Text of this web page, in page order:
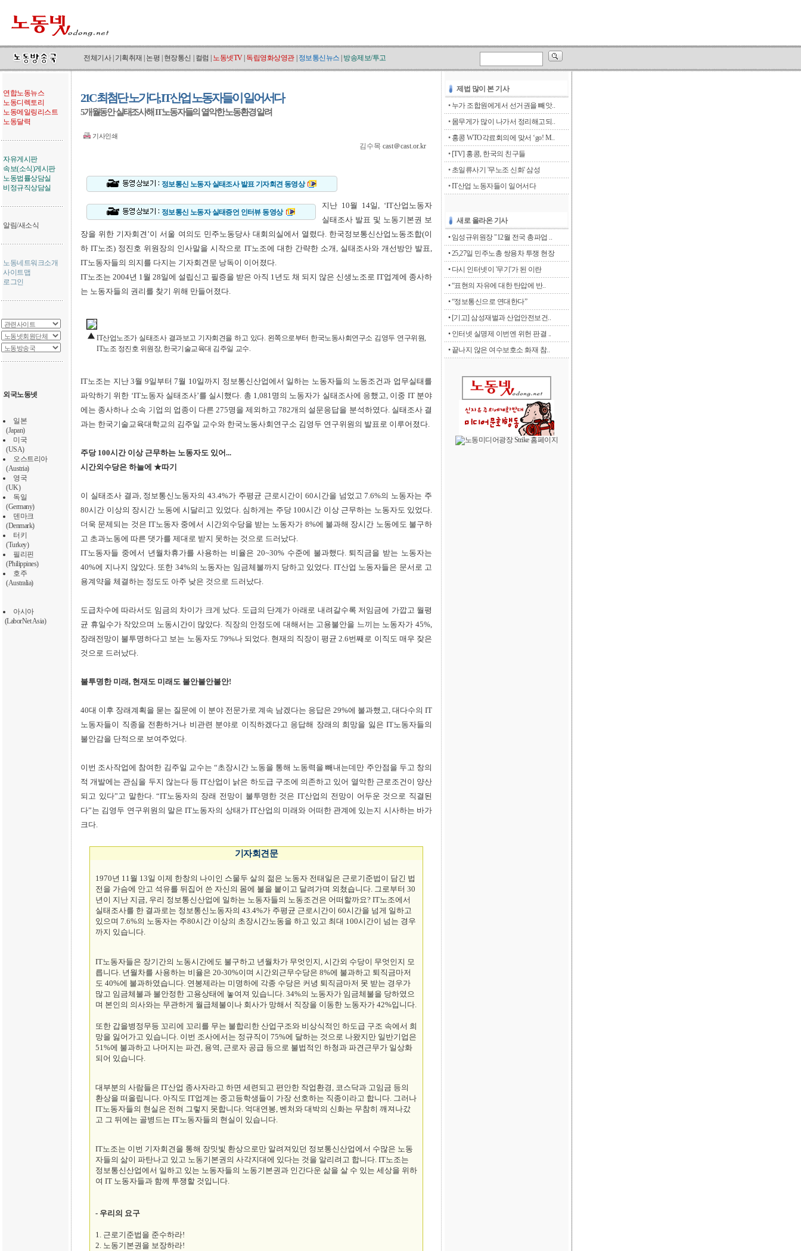
전체기사| 기획취재 논평 현장통신 컬럼 노동넷TV| 독립영화상영관 정보통신뉴스 방송제보/투고
연합노동뉴스
노동디렉토리
노동메일링리스트
노동달력
자유게시판
속보(소식)게시판
노동법률상담실
비정규직상담실
알림/새소식
노동네트워크소개
사이트맵
로그인
외국노동넷
일본
(Japan)
미국
(USA)
오스트리아
(Austria)
영국
(UK)
독일
(Germany)
덴마크
(Denmark)
터키
(Turkey)
필리핀
(Philippines)
호주
(Australia)
아시아
(LaborNet Asia)
21C 최첨단 노가다, IT산업 노동자들이 일어서다
5개월동안 실태조사해 IT노동자들의 열악한 노동환경 알려
기사인쇄
김수목 cast＠cast.or.kr
정보통신 노동자 실태조사 발표 기자회견 동영상
정보통신 노동자 실태증언 인터뷰 동영상
지난 10월 14일, ‘IT산업노동자
실태조사 발표 및 노동기본권 보
장을 위한 기자회견’이 서울 여의도 민주노동당사 대회의실에서 열렸다. 한국정보통신산업노동조합(이
하 IT노조) 정진호 위원장의 인사말을 시작으로 IT노조에 대한 간략한 소개, 실태조사와 개선방안 발표,
IT노동자들의 의지를 다지는 기자회견문 낭독이 이어졌다.
IT노조는 2004년 1월 28일에 설립신고 필증을 받은 아직 1년도 채 되지 않은 신생노조로 IT업계에 종사하
는 노동자들의 권리를 찾기 위해 만들어졌다.
IT산업노조가 실태조사 결과보고 기자회견을 하고 있다. 왼쪽으로부터 한국노동사회연구소 김영두 연구위원,
IT노조 정진호 위원장, 한국기술교육대 김주일 교수.
IT노조는 지난 3월 9일부터 7월 10일까지 정보통신산업에서 일하는 노동자들의 노동조건과 업무실태를
파악하기 위한 ‘IT노동자 실태조사’를 실시했다. 총 1,081명의 노동자가 실태조사에 응했고, 이중 IT 분야
에는 종사하나 소속 기업의 업종이 다른 275명을 제외하고 782개의 설문응답을 분석하였다. 실태조사 결
과는 한국기술교육대학교의 김주일 교수와 한국노동사회연구소 김영두 연구위원의 발표로 이루어졌다.
주당 100시간 이상 근무하는 노동자도 있어...
시간외수당은 하늘에 ★따기
이 실태조사 결과, 정보통신노동자의 43.4%가 주평균 근로시간이 60시간을 넘었고 7.6%의 노동자는 주
80시간 이상의 장시간 노동에 시달리고 있었다. 심하게는 주당 100시간 이상 근무하는 노동자도 있었다.
더욱 문제되는 것은 IT노동자 중에서 시간외수당을 받는 노동자가 8%에 불과해 장시간 노동에도 불구하
고 초과노동에 따른 댓가를 제대로 받지 못하는 것으로 드러났다.
IT노동자들 중에서 년월차휴가를 사용하는 비율은 20~30% 수준에 불과했다. 퇴직금을 받는 노동자는
40%에 지나지 않았다. 또한 34%의 노동자는 임금체불까지 당하고 있었다. IT산업 노동자들은 문서로 고
용계약을 체결하는 정도도 아주 낮은 것으로 드러났다.
도급차수에 따라서도 임금의 차이가 크게 났다. 도급의 단계가 아래로 내려갈수록 저임금에 가깝고 월평
균 휴일수가 작았으며 노동시간이 많았다. 직장의 안정도에 대해서는 고용불안을 느끼는 노동자가 45%,
장래전망이 불투명하다고 보는 노동자도 79%나 되었다. 현재의 직장이 평균 2.6번째로 이직도 매우 잦은
것으로 드러났다.
불투명한 미래, 현재도 미래도 불안불안불안!
40대 이후 장래계획을 묻는 질문에 이 분야 전문가로 계속 남겠다는 응답은 29%에 불과했고, 대다수의 IT
노동자들이 직종을 전환하거나 비관련 분야로 이직하겠다고 응답해 장래의 희망을 잃은 IT노동자들의
불안감을 단적으로 보여주었다.
이번 조사작업에 참여한 김주일 교수는 “초장시간 노동을 통해 노동력을 빼내는데만 주안점을 두고 창의
적 개발에는 관심을 두지 않는다 등 IT산업이 낡은 하도급 구조에 의존하고 있어 열악한 근로조건이 양산
되고 있다”고 말한다. “IT노동자의 장래 전망이 불투명한 것은 IT산업의 전망이 어두운 것으로 직결된
다”는 김영두 연구위원의 말은 IT노동자의 상태가 IT산업의 미래와 어떠한 관계에 있는지 시사하는 바가
크다.
기자회견문
1970년 11월 13일 이제 한창의 나이인 스물두 살의 젊은 노동자 전태일은 근로기준법이 담긴 법
전을 가슴에 안고 석유를 뒤집어 쓴 자신의 몸에 불을 붙이고 달려가며 외쳤습니다. 그로부터 30
년이 지난 지금, 우리 정보통신산업에 일하는 노동자들의 노동조건은 어떠할까요? IT노조에서
실태조사를 한 결과로는 정보통신노동자의 43.4%가 주평균 근로시간이 60시간을 넘게 일하고
있으며 7.6%의 노동자는 주80시간 이상의 초장시간노동을 하고 있고 최대 100시간이 넘는 경우
까지 있습니다.
IT노동자들은 장기간의 노동시간에도 불구하고 년월차가 무엇인지, 시간외 수당이 무엇인지 모
릅니다. 년월차를 사용하는 비율은 20-30%이며 시간외근무수당은 8%에 불과하고 퇴직금마저
도 40%에 불과하였습니다. 연봉제라는 미명하에 각종 수당은 커녕 퇴직금마저 못 받는 경우가
많고 임금체불과 불안정한 고용상태에 놓여져 있습니다. 34%의 노동자가 임금체불을 당하였으
며 본인의 의사와는 무관하게 월급체불이나 회사가 망해서 직장을 이동한 노동자가 42%입니다.
또한 갑을병정무등 꼬리에 꼬리를 무는 불합리한 산업구조와 비상식적인 하도급 구조 속에서 희
망을 잃어가고 있습니다. 이번 조사에서는 정규직이 75%에 달하는 것으로 나왔지만 일반기업은
51%에 불과하고 나머지는 파견, 용역, 근로자 공급 등으로 불법적인 하청과 파견근무가 일상화
되어 있습니다.
대부분의 사람들은 IT산업 종사자라고 하면 세련되고 편안한 작업환경, 코스닥과 고임금 등의
환상을 떠올립니다. 아직도 IT업계는 중고등학생들이 가장 선호하는 직종이라고 합니다. 그러나
IT노동자들의 현실은 전혀 그렇지 못합니다. 억대연봉, 벤처와 대박의 신화는 무참히 깨져나갔
고 그 뒤에는 골병드는 IT노동자들의 현실이 있습니다.
IT노조는 이번 기자회견을 통해 장밋빛 환상으로만 알려져있던 정보통신산업에서 수많은 노동
자들의 삶이 파탄나고 있고 노동기본권의 사각지대에 있다는 것을 알리려고 합니다. IT노조는
정보통신산업에서 일하고 있는 노동자들의 노동기본권과 인간다운 삶을 살 수 있는 세상을 위하
여 IT 노동자들과 함께 투쟁할 것입니다.
- 우리의 요구
1. 근로기준법을 준수하라!
2. 노동기본권을 보장하라!
제법 많이 본 기사
• 누가 조합원에게서 선거권을 빼앗..
• 몸무게가 많이 나가서 정리해고되..
• 홍콩 WTO각료회의에 맞서 ‘go! M..
• [TV] 홍콩, 한국의 친구들
• 초일류사기 '무노조 신화' 삼성
•IT산업 노동자들이 일어서다
새로 올라온 기사
• 임성규위원장 "12월 전국 총파업 ..
• 25,27일 민주노총 쌍용차 투쟁 현장
• 다시 인터넷이 '무기'가 된 이란
• “표현의 자유에 대한 탄압에 반..
• “정보통신으로 연대한다”
• [기고] 삼성재벌과 산업안전보건..
• 인터넷 실명제 이번엔 위헌 판결 ..
• 끝나지 않은 여수보호소 화재 참..